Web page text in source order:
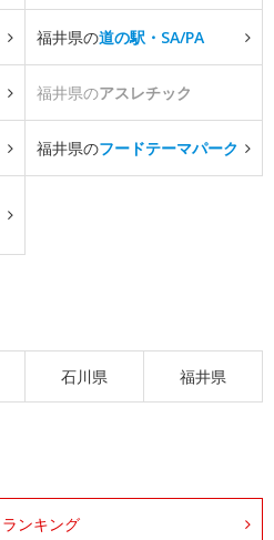
福井県の道の駅・SA/PA
福井県のアスレチック
福井県のフードテーマパーク
石川県 福井県
ランキング